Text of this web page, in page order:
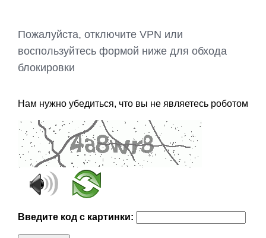
Пожалуйста, отключите VPN или
воспользуйтесь формой ниже для обхода
блокировки
Нам нужно убедиться, что вы не являетесь роботом
Введите код с картинки: